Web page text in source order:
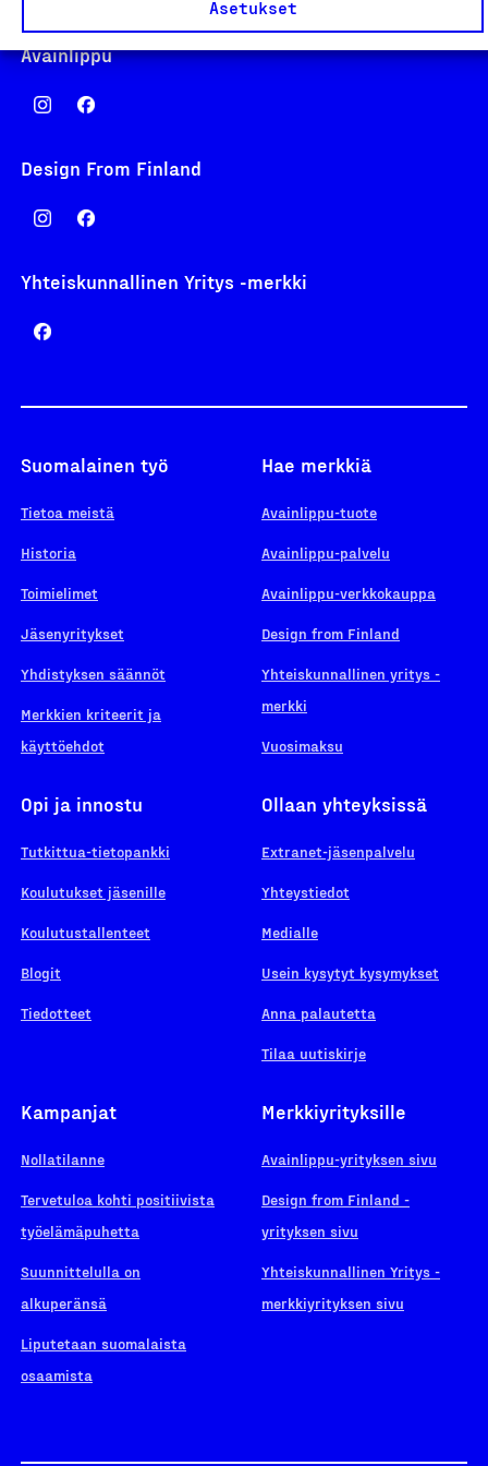
Asetukset
Avainlippu
Design From Finland
Yhteiskunnallinen Yritys -merkki
Suomalainen työ
Tietoa meistä
Historia
Toimielimet
Jäsenyritykset
Yhdistyksen säännöt
Merkkien kriteerit ja
käyttöehdot
Hae merkkiä
Avainlippu-tuote
Avainlippu-palvelu
Avainlippu-verkkokauppa
Design from Finland
Yhteiskunnallinen yritys -
merkki
Vuosimaksu
Opi ja innostu
Tutkittua-tietopankki
Koulutukset jäsenille
Koulutustallenteet
Blogit
Tiedotteet
Ollaan yhteyksissä
Extranet-jäsenpalvelu
Yhteystiedot
Medialle
Usein kysytyt kysymykset
Anna palautetta
Tilaa uutiskirje
Kampanjat
Nollatilanne
Tervetuloa kohti positiivista
työelämäpuhetta
Suunnittelulla on
alkuperänsä
Liputetaan suomalaista
osaamista
Merkkiyrityksille
Avainlippu-yrityksen sivu
Design from Finland -
yrityksen sivu
Yhteiskunnallinen Yritys -
merkkiyrityksen sivu